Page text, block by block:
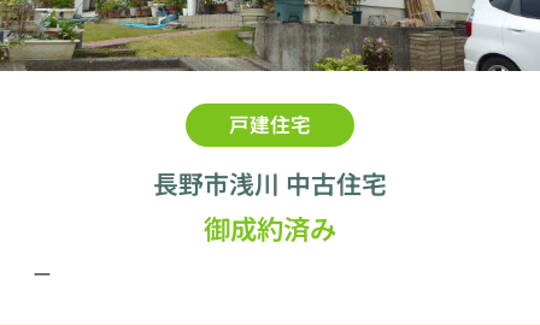
戸建住宅
長野市浅川 中古住宅
御成約済み
ー